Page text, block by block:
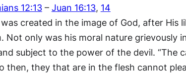
12:13– Juan 16:13, 14
created in the image of God, after His
Not only was his moral nature grievously
subject to the power of the devil. “The
then, they that are in the flesh cannot